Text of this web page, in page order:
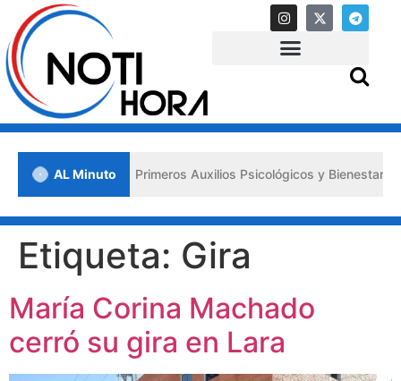
AL Minuto
Lara impulsa los «Primeros Auxilios Psicológicos y Bienestar
Etiqueta: Gira
María Corina Machado
cerró su gira en Lara